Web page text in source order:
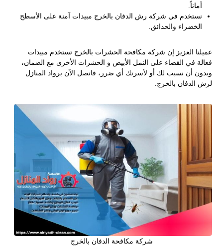
أماناً.
نستخدم في شركة رش الدفان بالخرج مبيدات آمنة على الأسطح
الخضراء والحدائق.
عميلنا العزيز إن شركة مكافحة الحشرات بالخرج تستخدم مبيدات
فعالة في القضاء على النمل الأبيض و الحشرات الأخرى مع الضمان،
وبدون أن نسبب لك أو لأسرتك أي ضرر، فاتصل الآن برواد المنازل
لرش الدفان بالخرج.
شركة مكافحة الدفان بالخرج